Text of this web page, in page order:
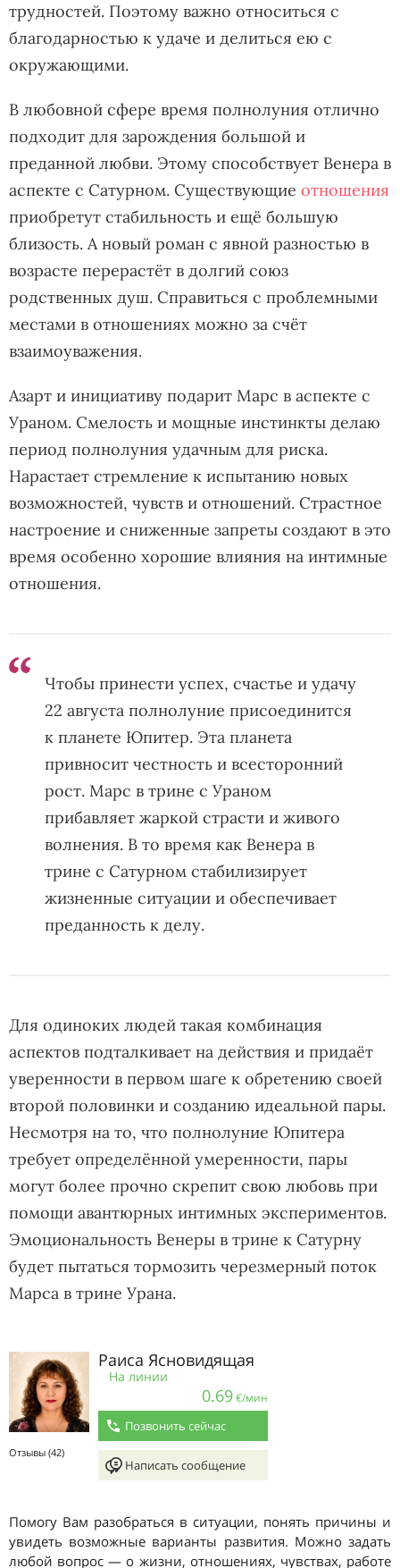
трудностей. Поэтому важно относиться с
благодарностью к удаче и делиться ею с
окружающими.
В любовной сфере время полнолуния отлично
подходит для зарождения большой и
преданной любви. Этому способствует Венера в
аспекте с Сатурном. Существующие отношения
приобретут стабильность и ещё большую
близость. А новый роман с явной разностью в
возрасте перерастёт в долгий союз
родственных душ. Справиться с проблемными
местами в отношениях можно за счёт
взаимоуважения.
Азарт и инициативу подарит Марс в аспекте с
Ураном. Смелость и мощные инстинкты делаю
период полнолуния удачным для риска.
Нарастает стремление к испытанию новых
возможностей, чувств и отношений. Страстное
настроение и сниженные запреты создают в это
время особенно хорошие влияния на интимные
отношения.
Чтобы принести успех, счастье и удачу
22 августа полнолуние присоединится
к планете Юпитер. Эта планета
привносит честность и всесторонний
рост. Марс в трине с Ураном
прибавляет жаркой страсти и живого
волнения. В то время как Венера в
трине с Сатурном стабилизирует
жизненные ситуации и обеспечивает
преданность к делу.
Для одиноких людей такая комбинация
аспектов подталкивает на действия и придаёт
уверенности в первом шаге к обретению своей
второй половинки и созданию идеальной пары.
Несмотря на то, что полнолуние Юпитера
требует определённой умеренности, пары
могут более прочно скрепит свою любовь при
помощи авантюрных интимных экспериментов.
Эмоциональность Венеры в трине к Сатурну
будет пытаться тормозить черезмерный поток
Марса в трине Урана.